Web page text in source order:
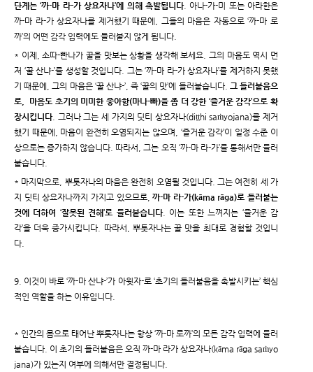
단계는 ‘까-마 라-가 상요자나’에 의해 촉발됩니다. 아나-가-미 또는 아라한은
까-마 라-가 상요자나를 제거했기 때문에, 그들의 마음은 자동으로 ‘까-마 로
까’의 어떤 감각 입력에도 들러붙지 않게 됩니다.
* 이제, 소따-빤나가 꿀을 맛보는 상황을 생각해 보세요. 그의 마음도 역시 먼
저 ‘꿀 산냐-’를 생성할 것입니다. 그는 ‘까-마 라-가 상요자나’를 제거하지 못했
기 때문에, 그의 마음은 ‘꿀 산냐-’, 즉 ‘꿀의 맛’에 들러붙습니다. 그 들러붙음으
로, 마음도 초기의 미미한 좋아함(마나-빠)을 좀 더 강한 ‘즐거운 감각’으로 확
장시킵니다. 그러나 그는 세 가지의 딧티 상요자나(diṭṭhi saṁyojana)를 제거
했기 때문에, 마음이 완전히 오염되지는 않으며, ‘즐거운 감각’이 일정 수준 이
상으로는 증가하지 않습니다. 따라서, 그는 오직 ‘까-마 라-가’를 통해서만 들러
붙습니다.
* 마지막으로, 뿌툿자나의 마음은 완전히 오염될 것입니다. 그는 여전히 세 가
지 딧티 상요자나까지 가지고 있으므로,까-마 라-가(kāma rāga)로 들러붙는
것에 더하여 ‘잘못된 견해’로 들러붙습니다. 이는 또한 느껴지는 ‘즐거운 감
각’을 더욱 증가시킵니다. 따라서, 뿌툿자나는 꿀 맛을 최대로 경험할 것입니
다.
9. 이것이 바로 ‘까-마 산냐-’가 아윗자-로 ‘초기의 들러붙음을 촉발시키는’ 핵심
적인 역할을 하는 이유입니다.
* 인간의 몸으로 태어난 뿌툿자나는 항상 ‘까-마 로까’의 모든 감각 입력에 들러
붙습니다. 이 초기의 들러붙음은 오직 까-마 라가 상요자나(kāma rāga saṁyo
jana)가 있는지 여부에 의해서만 결정됩니다.